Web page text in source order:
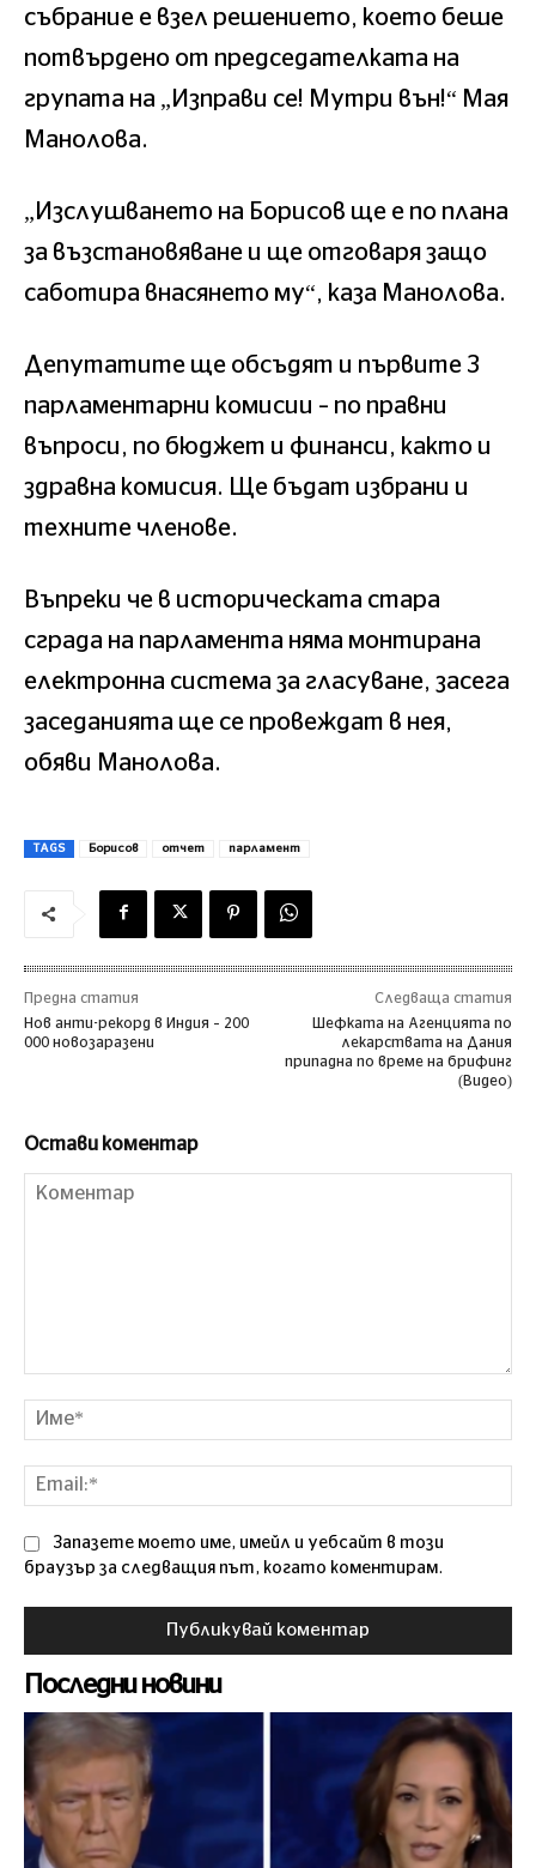
събрание е взел решението, което беше
потвърдено от председателката на
групата на „Изправи се! Мутри вън!“ Мая
Манолова.
„Изслушването на Борисов ще е по плана
за възстановяване и ще отговаря защо
саботира внасянето му“, каза Манолова.
Депутатите ще обсъдят и първите 3
парламентарни комисии – по правни
въпроси, по бюджет и финанси, както и
здравна комисия. Ще бъдат избрани и
техните членове.
Въпреки че в историческата стара
сграда на парламента няма монтирана
електронна система за гласуване, засега
заседанията ще се провеждат в нея,
обяви Манолова.
TAGS Борисов отчет парламент
Предна статия
Нов анти-рекорд в Индия – 200
000 новозаразени
Следваща статия
Шефката на Агенцията по
лекарствата на Дания
припадна по време на брифинг
(Видео)
Остави коментар
Запазете моето име, имейл и уебсайт в този
браузър за следващия път, когато коментирам.
Последни новини